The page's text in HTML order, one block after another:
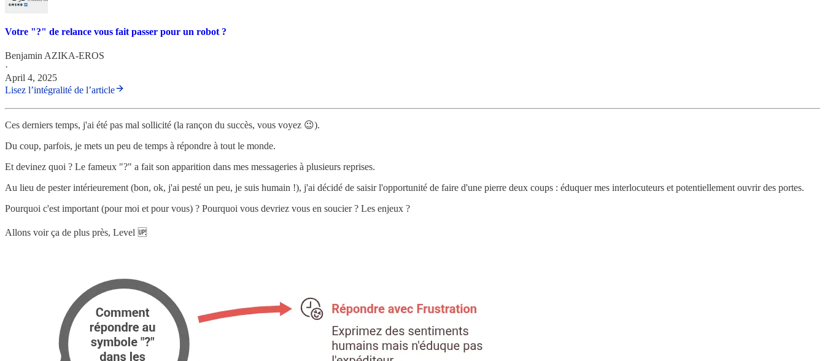
Votre "?" de relance vous fait passer pour un robot ?
Benjamin AZIKA-EROS
·
April 4, 2025
Lisez l’intégralité de l’article
Ces derniers temps, j'ai été pas mal sollicité (la rançon du succès, vous voyez 😉).
Du coup, parfois, je mets un peu de temps à répondre à tout le monde.
Et devinez quoi ? Le fameux "?" a fait son apparition dans mes messageries à plusieurs reprises.
Au lieu de pester intérieurement (bon, ok, j'ai pesté un peu, je suis humain !), j'ai décidé de saisir l'opportunité de faire d'une pierre deux coups : éduquer mes interlocuteurs et potentiellement ouvrir des portes.
Pourquoi c'est important (pour moi et pour vous) ? Pourquoi vous devriez vous en soucier ? Les enjeux ?
Allons voir ça de plus près, Level 🆙